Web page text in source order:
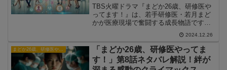
TBS火曜ドラマ『まどか26歳、研修医や
ってます！』は、若手研修医・若月まど
かが医療現場で奮闘する成長物語です。
この記事では、主要キャラクターとその
関係性をわかりやすく解説した相関図を
ご紹介します。
2024.12.26
「まどか26歳、研修医やってま
す！」第8話ネタバレ解説！絆が